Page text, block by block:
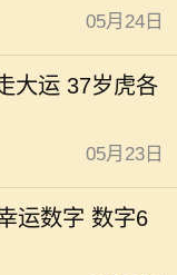
05月24日
大运 37岁虎各
05月23日
运数字 数字6